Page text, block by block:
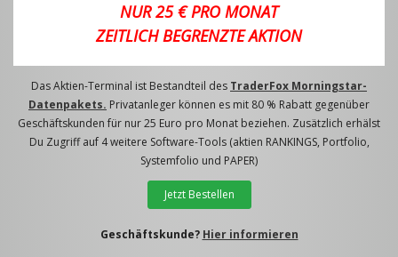
NUR 25 € PRO MONAT
ZEITLICH BEGRENZTE AKTION
Das Aktien-Terminal ist Bestandteil des TraderFox Morningstar-
Datenpakets. Privatanleger können es mit 80 % Rabatt gegenüber
Geschäftskunden für nur 25 Euro pro Monat beziehen. Zusätzlich erhälst
Du Zugriff auf 4 weitere Software-Tools (aktien RANKINGS, Portfolio,
Systemfolio und PAPER)
Jetzt Bestellen
Geschäftskunde? Hier informieren